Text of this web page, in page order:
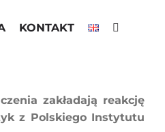
KONTAKT
zakładają reakcję
z Polskiego Instytutu